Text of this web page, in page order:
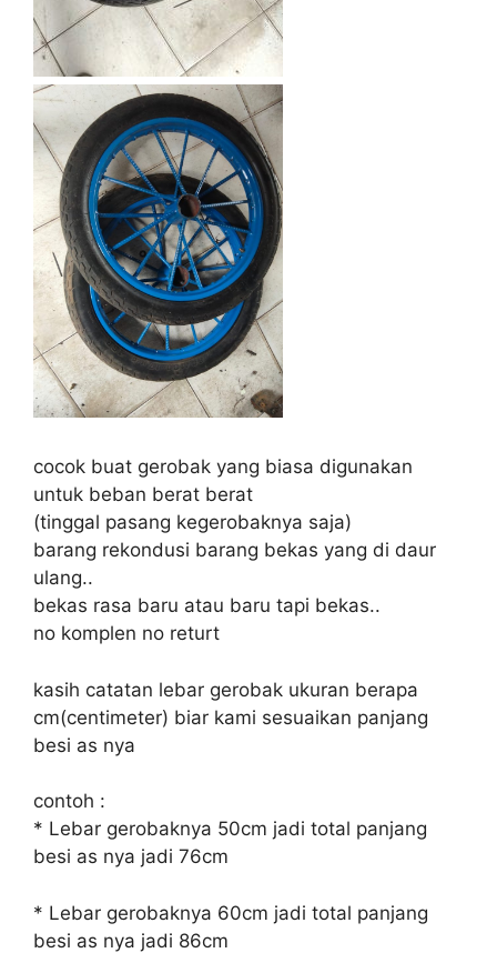
cocok buat gerobak yang biasa digunakan
untuk beban berat berat
(tinggal pasang kegerobaknya saja)
barang rekondusi barang bekas yang di daur
ulang..
bekas rasa baru atau baru tapi bekas..
no komplen no returt
kasih catatan lebar gerobak ukuran berapa
cm(centimeter) biar kami sesuaikan panjang
besi as nya
contoh :
* Lebar gerobaknya 50cm jadi total panjang
besi as nya jadi 76cm
* Lebar gerobaknya 60cm jadi total panjang
besi as nya jadi 86cm